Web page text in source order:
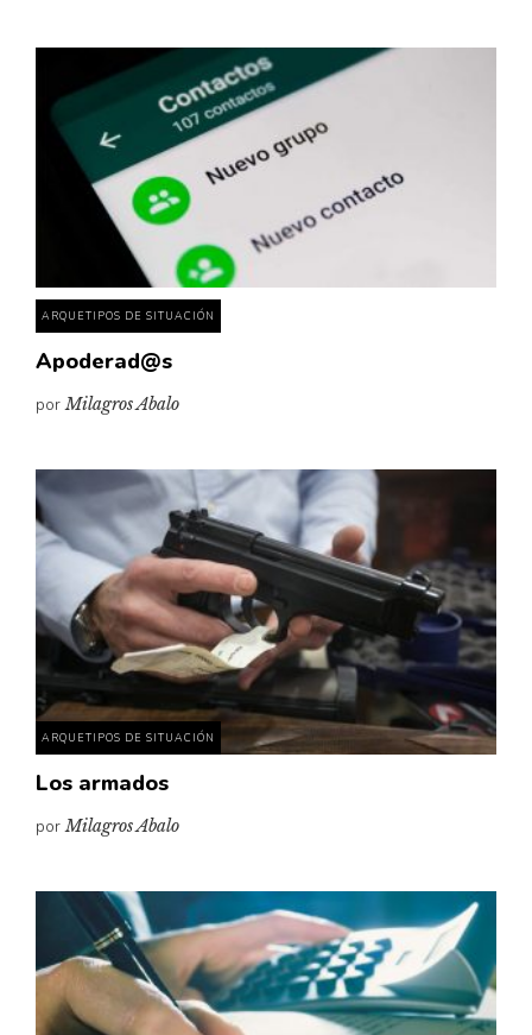
ARQUETIPOS DE SITUACIÓN
Apoderad@s
porMilagros Abalo
ARQUETIPOS DE SITUACIÓN
Los armados
porMilagros Abalo